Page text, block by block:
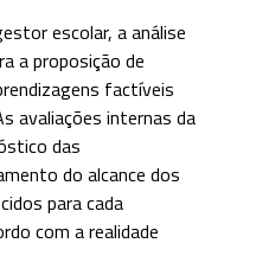
escolar, a análise
a proposição de
factíveis
avaliações internas da
das
do alcance dos
para cada
com a realidade